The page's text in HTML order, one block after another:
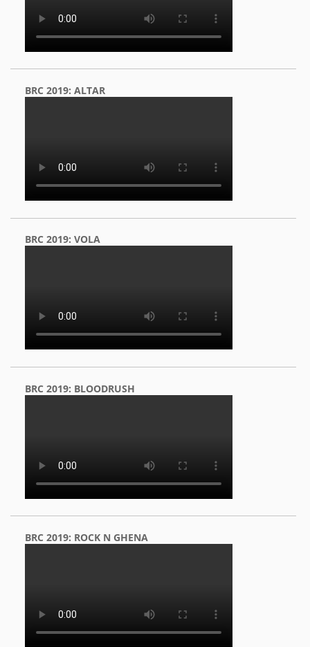
BRC 2019: ALTAR
BRC 2019: VOLA
BRC 2019: BLOODRUSH
BRC 2019: ROCK N GHENA